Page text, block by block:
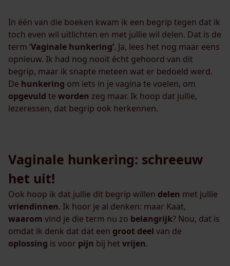
In één van die boeken kwam ik een begrip tegen dat ik
toch even wil uitlichten en met jullie wil delen. Dat is de
term ‘Vaginale hunkering’. Ja, lees het nog maar eens
opnieuw. Ik had nog nooit écht gehoord van dit
begrip, maar ik snapte meteen wat er bedoeld werd.
De hunkering om iets in je vagina te voelen, om
opgevuld te worden zeg maar. Ik hoop dat jullie,
lezeressen, dat begrip ook herkennen.
Vaginale hunkering: schreeuw
het uit!
Ook hoop ik dat jullie dit begrip willen delen met jullie
vriendinnen. Ik hoor je al denken: maar Kaat,
waarom vind je die term nu zo belangrijk? Nou, dat is
omdat ik denk dat dat een groot deel van de
oplossing is voor pijn bij het vrijen.